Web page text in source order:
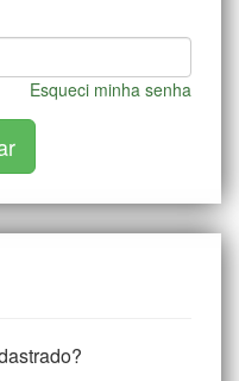
Esqueci minha senha